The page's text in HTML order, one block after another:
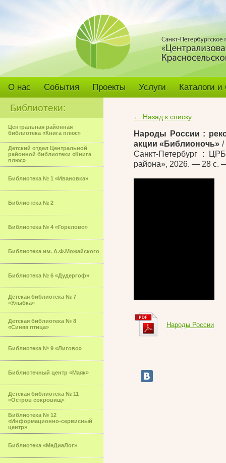
О нас События Проекты Услуги Каталоги
Библиотеки:
Центральная районная
библиотека «Книга плюс»
Детский отдел Центральной
районной библиотеки «Книга
плюс»
Библиотека № 1 «Ивановка»
Библиотека № 2
Библиотека № 4 «Горелово»
Библиотека им. А.Ф.Можайского
Библиотека № 6 «Дудергоф»
Детская библиотека № 7
«Улыбка»
Детская библиотека № 8
«Синяя птица»
Библиотека № 9 «Лигово»
Библиотечный центр «Маяк»
Детская библиотека № 11
«Остров сокровищ»
Библиотека № 12
«Информационно-сервисный
центр»
Библиотека «МеДиаЛог»
← Назад к списку
Народы России :
акции «Библионочь» /
Санкт-Петербург :
района», 2026. — 28 с.
Народы России